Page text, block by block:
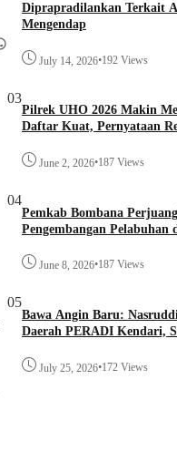
Diprapradilankan Terkait
Mengendap
July 14, 2026•192 Views
03
Pilrek UHO 2026 Makin
Daftar Kuat, Pernyataan
June 2, 2026•187 Views
04
Pemkab Bombana
Pengembangan
June 8, 2026•187 Views
05
Bawa Angin Baru:
Daerah PERADI Kendari,
July 25, 2026•172 Views